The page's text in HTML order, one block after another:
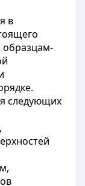
в
образцам-
следующих